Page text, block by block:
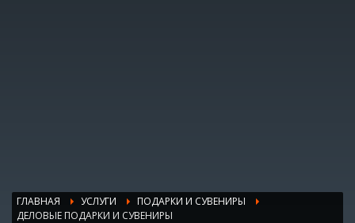
ГЛАВНАЯ УСЛУГИ
ПОДАРКИ И СУВЕНИРЫ
ДЕЛОВЫЕ ПОДАРКИ И СУВЕНИРЫ